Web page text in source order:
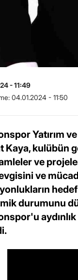
- 11:49
04.01.2024 - 11:50
Yatırım
Kaya, kulübün
ve
ve
durumunu
aydınlık